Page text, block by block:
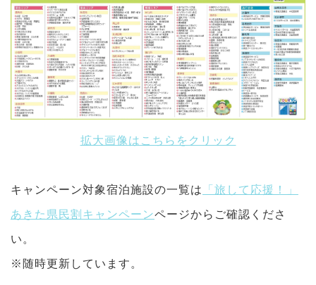
拡大画像はこちらをクリック
キャンペーン対象宿泊施設の一覧は 「旅して応援！」
あきた県民割キャンペーンページからご確認くださ
い。
※随時更新しています。